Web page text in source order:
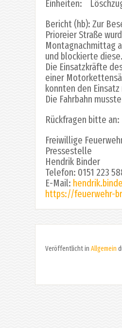
Einheiten:
Bericht (hb): Zur
Prioreier Straße
Montagnachmittag
und blockierte diese.
Die Einsatzkräfte
einer
konnten den
Die Fahrbahn
Rückfragen bitte an:
Freiwillige
Pressestelle
Hendrik Binder
Telefon: 0151 223
E-Mail:
https://feuerwehr-
Veröffentlicht in Allgemein